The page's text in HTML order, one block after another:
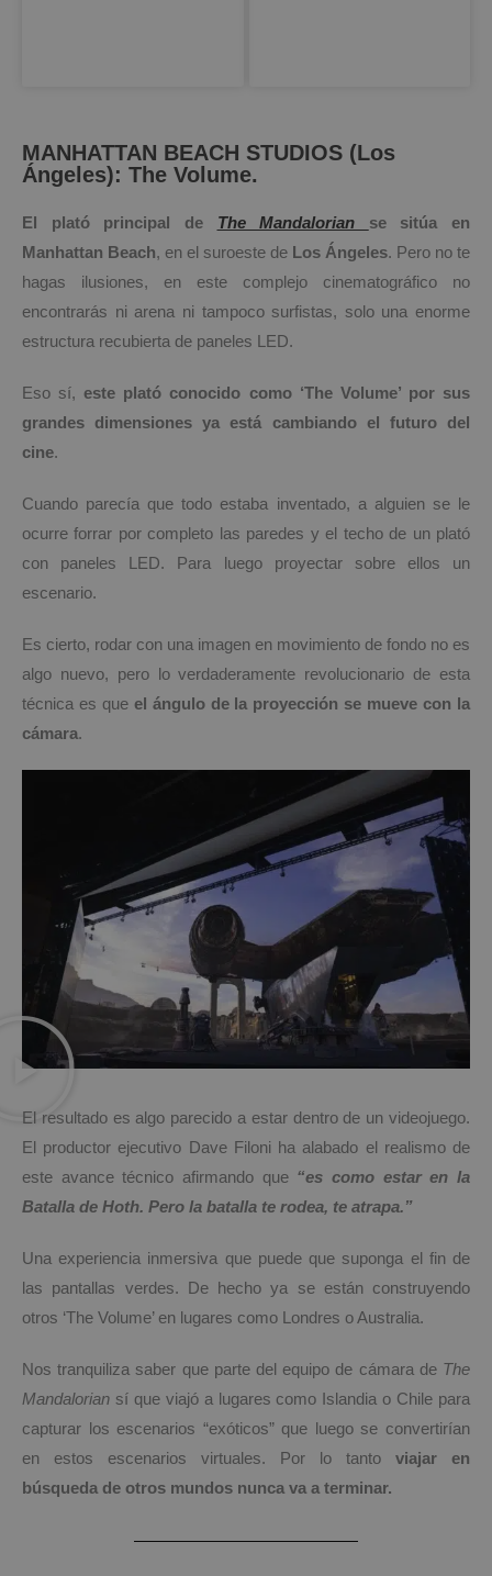
MANHATTAN BEACH STUDIOS (Los
Ángeles): The Volume.
El plató principal de The Mandalorian se sitúa en
Manhattan Beach, en el suroeste de Los Ángeles. Pero no te
hagas ilusiones, en este complejo cinematográfico no
encontrarás ni arena ni tampoco surfistas, solo una enorme
estructura recubierta de paneles LED.
Eso sí, este plató conocido como ‘The Volume’ por sus
grandes dimensiones ya está cambiando el futuro del
cine.
Cuando parecía que todo estaba inventado, a alguien se le
ocurre forrar por completo las paredes y el techo de un plató
con paneles LED. Para luego proyectar sobre ellos un
escenario.
Es cierto, rodar con una imagen en movimiento de fondo no es
algo nuevo, pero lo verdaderamente revolucionario de esta
técnica es que el ángulo de la proyección se mueve con la
cámara.
El resultado es algo parecido a estar dentro de un videojuego.
El productor ejecutivo Dave Filoni ha alabado el realismo de
este avance técnico afirmando que “es como estar en la
Batalla de Hoth. Pero la batalla te rodea, te atrapa.”
Una experiencia inmersiva que puede que suponga el fin de
las pantallas verdes. De hecho ya se están construyendo
otros ‘The Volume’ en lugares como Londres o Australia.
Nos tranquiliza saber que parte del equipo de cámara de The
Mandalorian sí que viajó a lugares como Islandia o Chile para
capturar los escenarios “exóticos” que luego se convertirían
en estos escenarios virtuales. Por lo tanto viajar en
búsqueda de otros mundos nunca va a terminar.